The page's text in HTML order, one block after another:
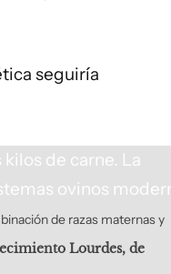
seguiría
de razas maternas y
Lourdes, de